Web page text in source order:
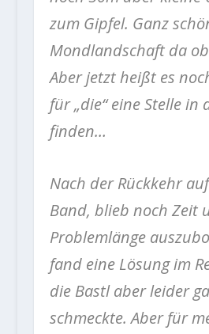
zum Gipfel. Ganz
Mondlandschaft da
Aber jetzt heißt es
für „die“ eine Stelle in
finden…
Nach der Rückkehr
Band, blieb noch Zeit
Problemlänge
fand eine Lösung im
die Bastl aber leider
schmeckte. Aber für